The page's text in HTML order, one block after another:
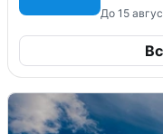
До 15